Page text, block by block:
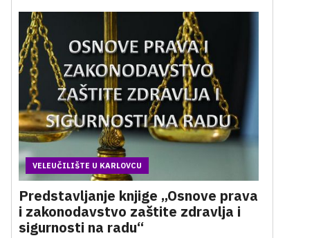
VELEUČILIŠTE U KARLOVCU
Predstavljanje knjige „Osnove prava
i zakonodavstvo zaštite zdravlja i
sigurnosti na radu“